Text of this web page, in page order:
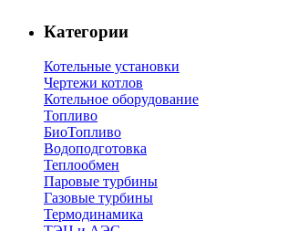
Категории
Котельные установки
Чертежи котлов
Котельное оборудование
Топливо
БиоТопливо
Водоподготовка
Теплообмен
Паровые турбины
Газовые турбины
Термодинамика